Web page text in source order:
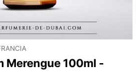
Merengue 100ml -